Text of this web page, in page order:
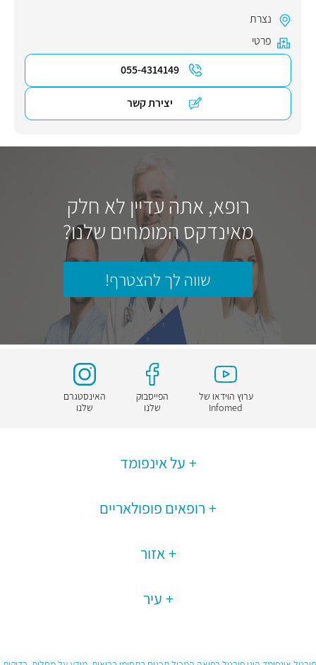
נצרת
פרטי
055-4314149
יצירת קשר
רופא, אתה עדיין לא חלק
מאינדקס המומחים שלנו?
שווה לך להצטרף!
ערוץ הוידאו של
Infomed
הפייסבוק
שלנו
האינסטגרם
שלנו
על אינפומד
רופאים פופולאריים
אזור
עיר